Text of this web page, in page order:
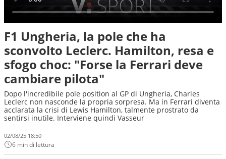
F1 Ungheria, la pole che ha
sconvolto Leclerc. Hamilton, resa e
sfogo choc: "Forse la Ferrari deve
cambiare pilota"
Dopo l'incredibile pole position al GP di Ungheria, Charles
Leclerc non nasconde la propria sorpresa. Ma in Ferrari diventa
acclarata la crisi di Lewis Hamilton, talmente prostrato da
sentirsi inutile. Interviene quindi Vasseur
02/08/25 18:50
6 min di lettura